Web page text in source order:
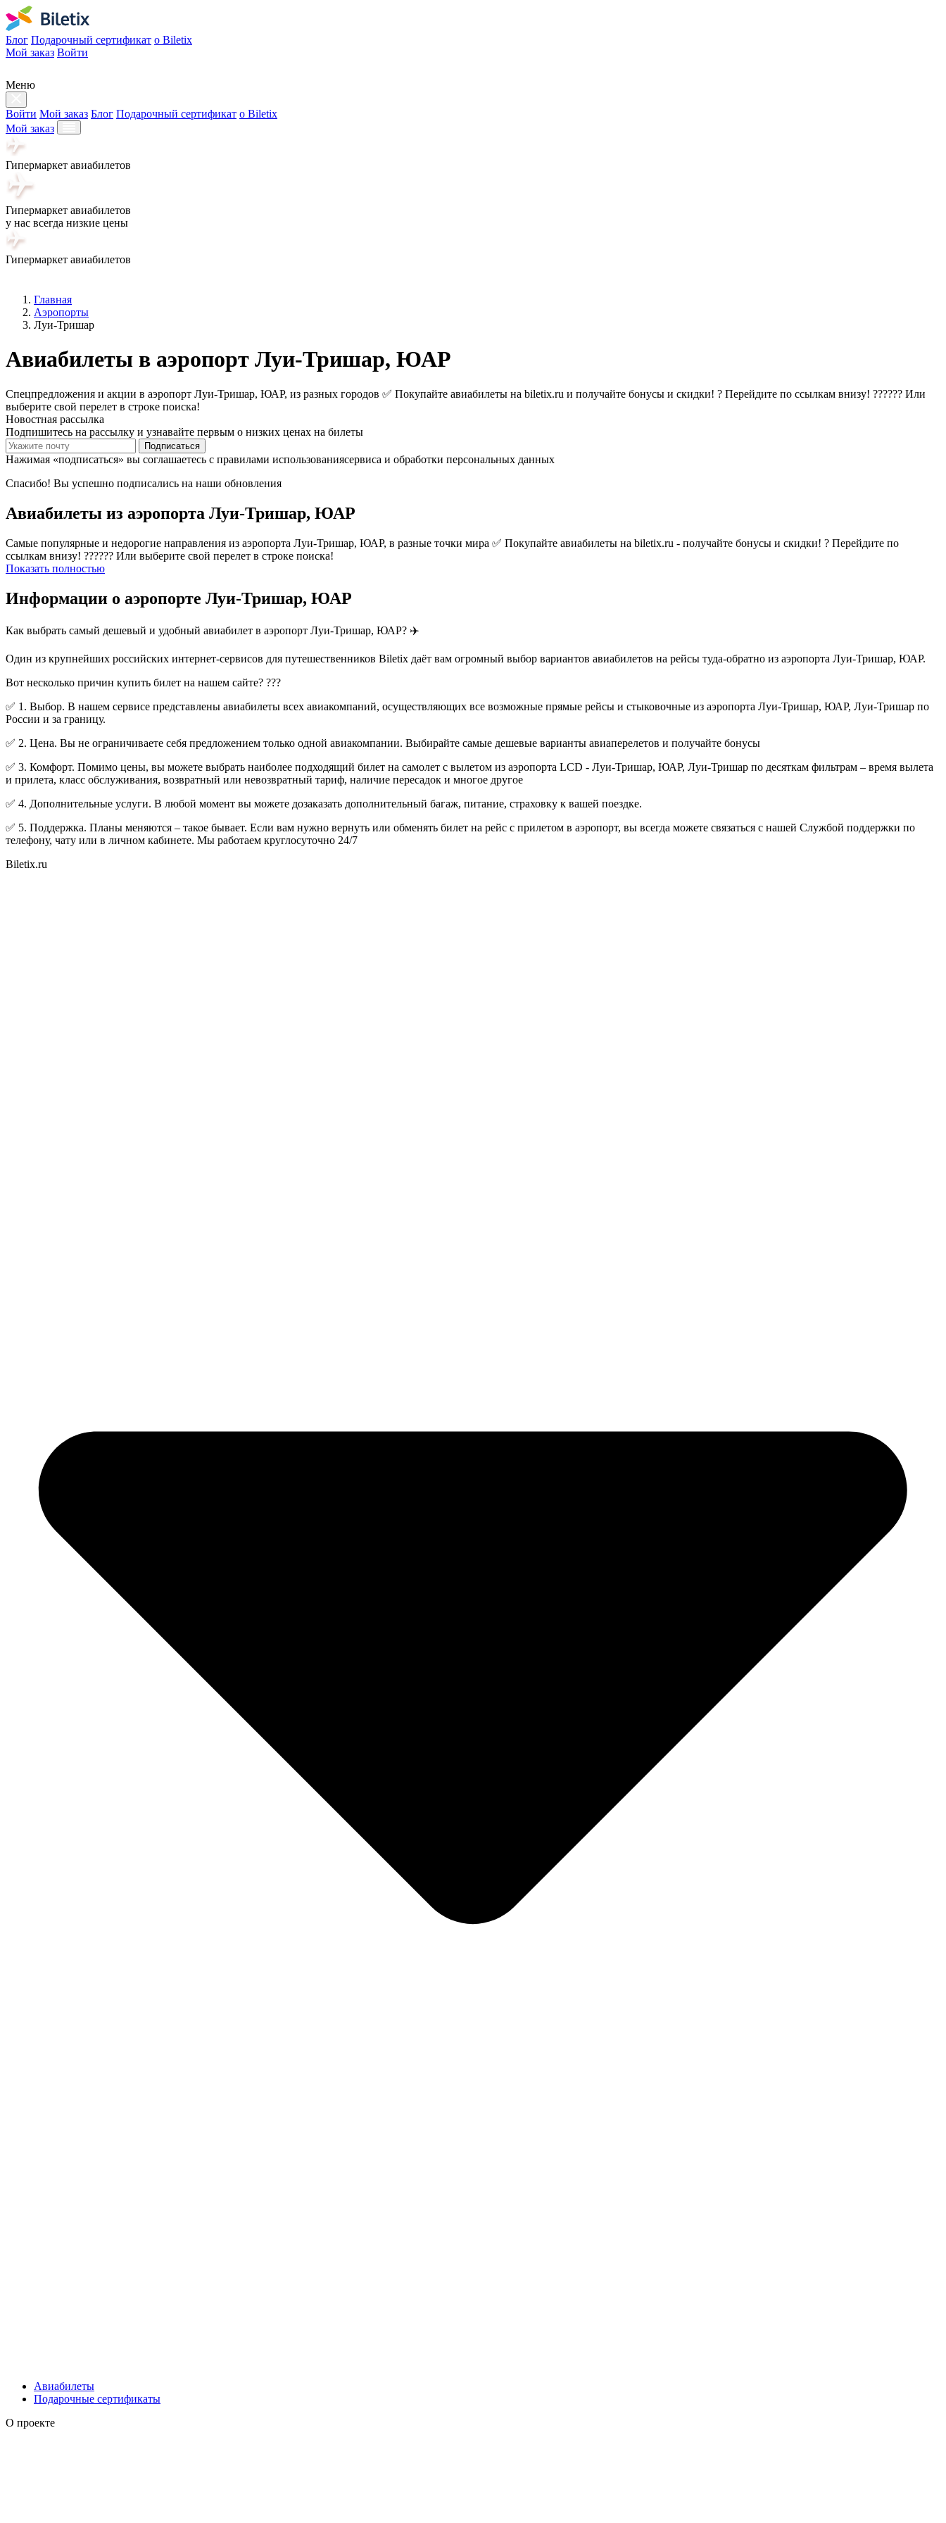
Блог Подарочный сертификат о Biletix
Мой заказ Войти
Меню
Войти Мой заказ Блог Подарочный сертификат о Biletix
Мой заказ
Гипермаркет авиабилетов
Гипермаркет авиабилетов
у нас всегда низкие цены
Гипермаркет авиабилетов
Главная
Аэропорты
Луи-Тришар
Авиабилеты в аэропорт Луи-Тришар, ЮАР
Спецпредложения и акции в аэропорт Луи-Тришар, ЮАР, из разных городов ✅ Покупайте авиабилеты на biletix.ru и получайте бонусы и скидки! ? Перейдите по ссылкам внизу! ?????? Или
выберите свой перелет в строке поиска!
Новостная рассылка
Подпишитесь на рассылку и узнавайте первым о низких ценах на билеты
Подписаться
Нажимая «подписаться» вы соглашаетесь с правилами использованиясервиса и обработки персональных данных
Спасибо! Вы успешно подписались на наши обновления
Авиабилеты из аэропорта Луи-Тришар, ЮАР
Самые популярные и недорогие направления из аэропорта Луи-Тришар, ЮАР, в разные точки мира ✅ Покупайте авиабилеты на biletix.ru - получайте бонусы и скидки! ? Перейдите по
ссылкам внизу! ?????? Или выберите свой перелет в строке поиска!
Показать полностью
Информации о аэропорте Луи-Тришар, ЮАР
Как выбрать самый дешевый и удобный авиабилет в аэропорт Луи-Тришар, ЮАР? ✈️
Один из крупнейших российских интернет-сервисов для путешественников Biletix даёт вам огромный выбор вариантов авиабилетов на рейсы туда-обратно из аэропорта Луи-Тришар, ЮАР.
Вот несколько причин купить билет на нашем сайте? ???
✅ 1. Выбор. В нашем сервисе представлены авиабилеты всех авиакомпаний, осуществляющих все возможные прямые рейсы и стыковочные из аэропорта Луи-Тришар, ЮАР, Луи-Тришар по
России и за границу.
✅ 2. Цена. Вы не ограничиваете себя предложением только одной авиакомпании. Выбирайте самые дешевые варианты авиаперелетов и получайте бонусы
✅ 3. Комфорт. Помимо цены, вы можете выбрать наиболее подходящий билет на самолет с вылетом из аэропорта LCD - Луи-Тришар, ЮАР, Луи-Тришар по десяткам фильтрам – время вылета
и прилета, класс обслуживания, возвратный или невозвратный тариф, наличие пересадок и многое другое
✅ 4. Дополнительные услуги. В любой момент вы можете дозаказать дополнительный багаж, питание, страховку к вашей поездке.
✅ 5. Поддержка. Планы меняются – такое бывает. Если вам нужно вернуть или обменять билет на рейс с прилетом в аэропорт, вы всегда можете связаться с нашей Службой поддержки по
телефону, чату или в личном кабинете. Мы работаем круглосуточно 24/7
Biletix.ru
Авиабилеты
Подарочные сертификаты
О проекте